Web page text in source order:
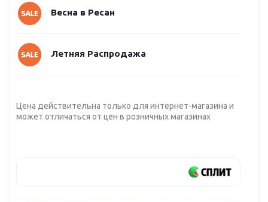
Весна в Ресан
Летняя Распродажа
Цена действительна только для интернет-магазина и
может отличаться от цен в розничных магазинах